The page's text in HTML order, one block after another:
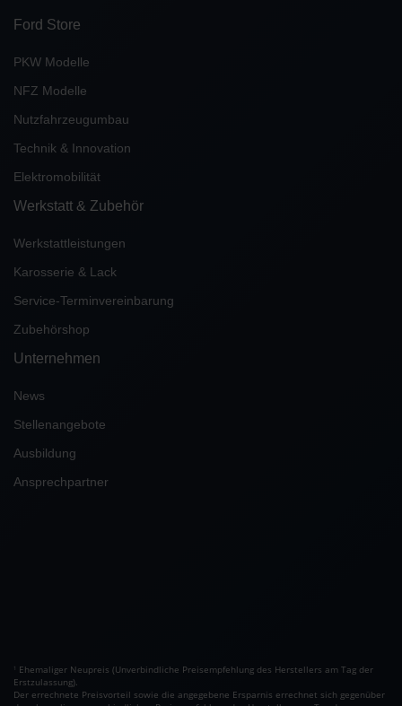
Ford Store
PKW Modelle
NFZ Modelle
Nutzfahrzeugumbau
Technik & Innovation
Elektromobilität
Werkstatt & Zubehör
Werkstattleistungen
Karosserie & Lack
Service-Terminvereinbarung
Zubehörshop
Unternehmen
News
Stellenangebote
Ausbildung
Ansprechpartner
1 Ehemaliger Neupreis (Unverbindliche Preisempfehlung des Herstellers am Tag der
Erstzulassung).
Der errechnete Preisvorteil sowie die angegebene Ersparnis errechnet sich gegenüber